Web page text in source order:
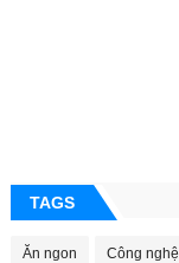
TAGS
Ăn ngon Công nghệ